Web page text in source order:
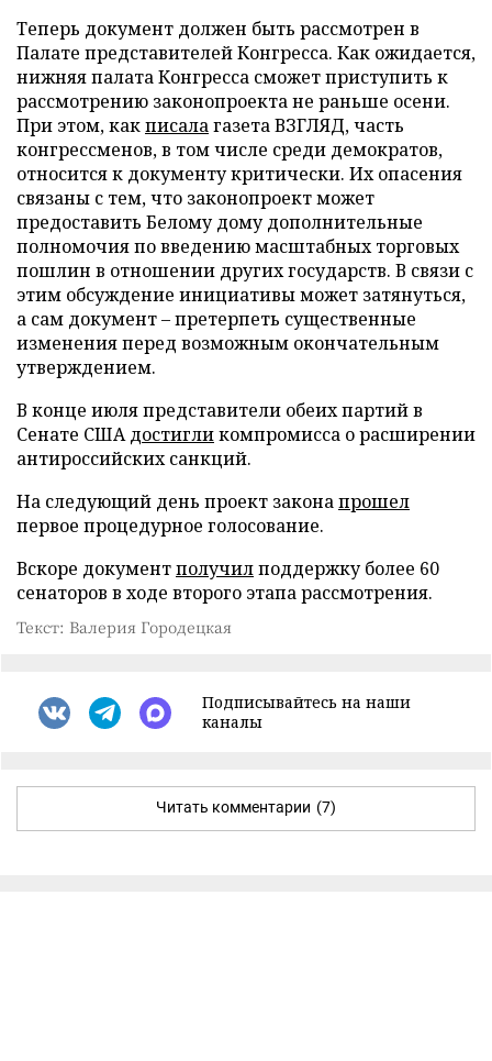
Теперь документ должен быть рассмотрен в
Палате представителей Конгресса. Как ожидается,
нижняя палата Конгресса сможет приступить к
рассмотрению законопроекта не раньше осени.
При этом, какписалагазета ВЗГЛЯД, часть
конгрессменов, в том числе среди демократов,
относится к документу критически. Их опасения
связаны с тем, что законопроект может
предоставить Белому дому дополнительные
полномочия по введению масштабных торговых
пошлин в отношении других государств. В связи с
этим обсуждение инициативы может затянуться,
а сам документ – претерпеть существенные
изменения перед возможным окончательным
утверждением.
В конце июля представители обеих партий в
Сенате СШАдостигликомпромисса о расширении
антироссийских санкций.
На следующий день проект законапрошел
первое процедурное голосование.
Вскоре документполучилподдержку более 60
сенаторов в ходе второго этапа рассмотрения.
Текст: Валерия Городецкая
Подписывайтесь на наши
каналы
Читать комментарии (7)